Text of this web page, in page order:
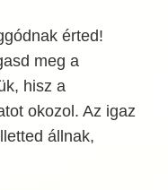
érted!
meg a
hisz a
okozol. Az igaz
állnak,